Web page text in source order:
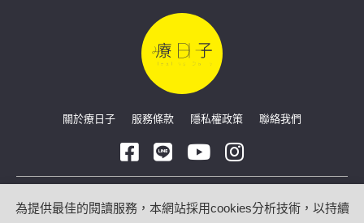
關於療日子 服務條款 隱私權政策 聯絡我們
Copyright © 2026 療日子 HealingDaily
為提供最佳的閱讀服務，本網站採用cookies分析技術，以持續